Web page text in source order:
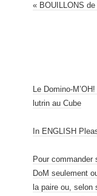
« BOUILLONS
Le Domino-
lutrin au Cube
In ENGLISH
Pour commander
DoM seulement
la paire ou,